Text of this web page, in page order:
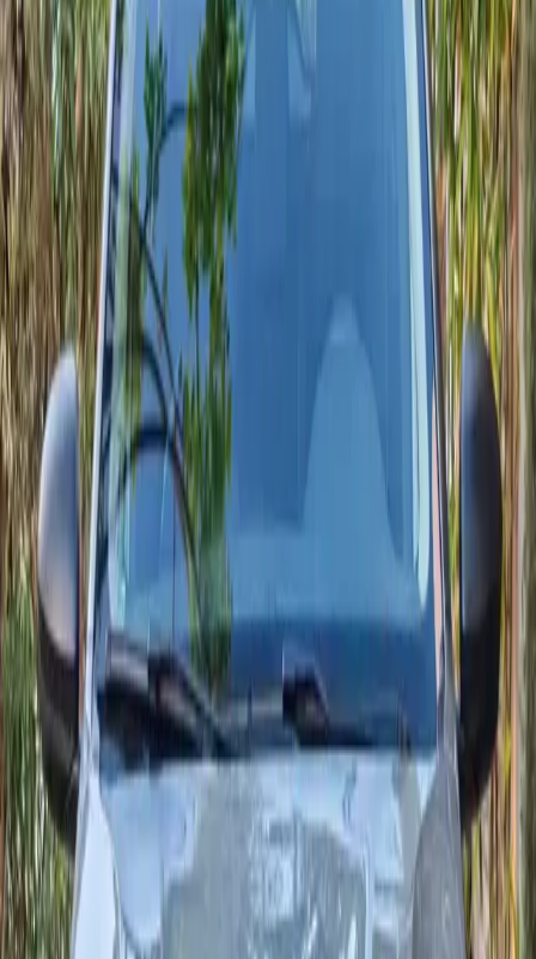
Segments
2 segments
Plusieurs segments prêts pour le littoral et l’arrière-pays.
Tarif dès
400 MAD / jour
Tarif journalier court séjour vérifié cette semaine.
Demander une Dacia
Voir toutes les voitures
Réponse en moins d’une heure par WhatsApp ou téléphone.
Collection en direct
Modèles Dacia disponibles
Comparez les équipements, délais de livraison et tarifs pour chaque
Dacia déjà préparée à Agadir.
4 modèles sont prêts maintenant.
· Dacia
Dacia · Logan
Dacia Logan
Berline économique et spacieuse, la Dacia Logan 1.5 Blue dCi
95 ch (boîte manuelle 5 rapports) allie sobriété, fiabilité et coffre
généreux (528 L). Équipements modernes selon finition : écran
8" Media Display, aides à la conduite essentielles, et connectivité
Apple CarPlay / Android Auto.
Places
5
Boîte
Carburant
Diesel
À partir de 400 MAD/jour
Livraison 24/7
2026
DaciaVoir